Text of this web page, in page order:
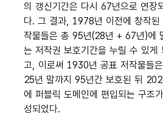
의 갱신기간은 다시 67년으로 연장
다. 그 결과, 1978년 이전에 창작된
작물들은 총 95년(28년 + 67년)에
는 저작권 보호기간을 누릴 수 있게
고, 이로써 1930년 공표 저작물들
25년 말까지 95년간 보호된 뒤
에 퍼블릭 도메인에 편입되는 구조
성되었다.